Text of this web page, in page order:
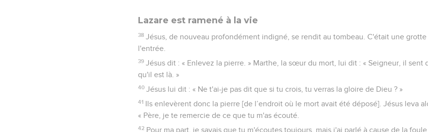
Lazare est ramené à la vie
38 Jésus, de nouveau profondément indigné, se rendit au tombeau. C'était une
l'entrée.
39 Jésus dit : « Enlevez la pierre. » Marthe, la sœur du mort, lui dit : « Seigneur, il sent
qu'il est là. »
40 Jésus lui dit : « Ne t'ai-je pas dit que si tu crois, tu verras la gloire de Dieu ? »
41 Ils enlevèrent donc la pierre [de l’endroit où le mort avait été déposé]. Jésus leva
« Père, je te remercie de ce que tu m'as écouté.
42 Pour ma part, je savais que tu m'écoutes toujours, mais j'ai parlé à cause de la